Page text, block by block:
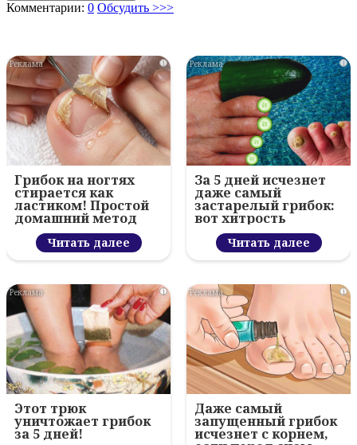
Комментарии: 0 Обсудить >>>
i
Грибок на ногтях
стирается как
ластиком! Простой
домашний метод
Читать далее
i
За 5 дней исчезнет
даже самый
застарелый грибок:
вот хитрость
Читать далее
i
Этот трюк
уничтожает грибок
за 5 дней!
i
Даже самый
запущенный грибок
исчезнет с корнем,